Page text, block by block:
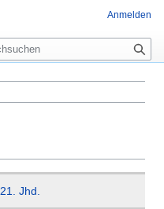
21. Jhd.
Anmelden